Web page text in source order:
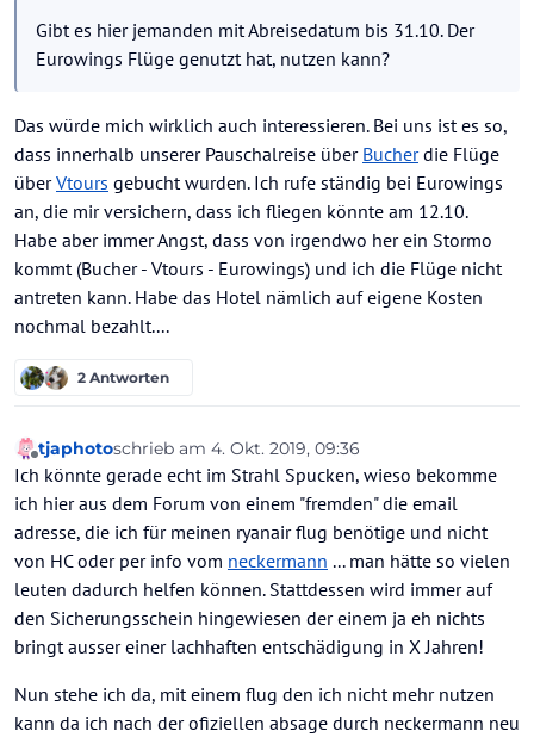
Gibt es hier jemanden mit Abreisedatum bis 31.10. Der
Eurowings Flüge genutzt hat, nutzen kann?
Das würde mich wirklich auch interessieren. Bei uns ist es so,
dass innerhalb unserer Pauschalreise über Bucherdie Flüge
überVtours gebucht wurden. Ich rufe ständig bei Eurowings
an, die mir versichern, dass ich fliegen könnte am 12.10.
Habe aber immer Angst, dass von irgendwo her ein Stormo
kommt (Bucher - Vtours - Eurowings) und ich die Flüge nicht
antreten kann. Habe das Hotel nämlich auf eigene Kosten
nochmal bezahlt....
2 Antworten
Offline
tjaphotoschrieb am 4. Okt. 2019, 09:36
zuletzt editiert von
Ich könnte gerade echt im Strahl Spucken, wieso bekomme
ich hier aus dem Forum von einem "fremden" die email
adresse, die ich für meinen ryanair flug benötige und nicht
von HC oder per info vom neckermann ... man hätte so vielen
leuten dadurch helfen können. Stattdessen wird immer auf
den Sicherungsschein hingewiesen der einem ja eh nichts
bringt ausser einer lachhaften entschädigung in X Jahren!
Nun stehe ich da, mit einem flug den ich nicht mehr nutzen
kann da ich nach der ofiziellen absage durch neckermann neu